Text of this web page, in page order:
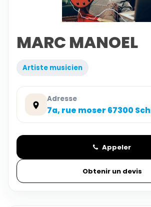
MARC MANOEL
Artiste musicien
Adresse
7a, rue moser 67300
Appeler
Obtenir un devis